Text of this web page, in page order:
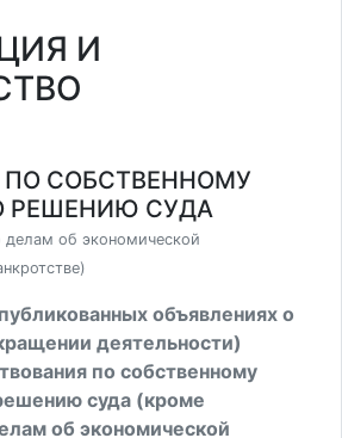
И
СОБСТВЕННОМУ
РЕШЕНИЮ СУДА
об экономической
объявлениях о
деятельности)
по собственному
суда (кроме
об экономической